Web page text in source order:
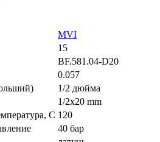
MVI
15
BF.581.04-D20
0.057
1/2 дюйма
1/2x20 mm
С 120
40 бар